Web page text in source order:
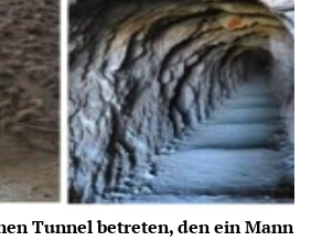
Tunnel betreten, den ein Mann